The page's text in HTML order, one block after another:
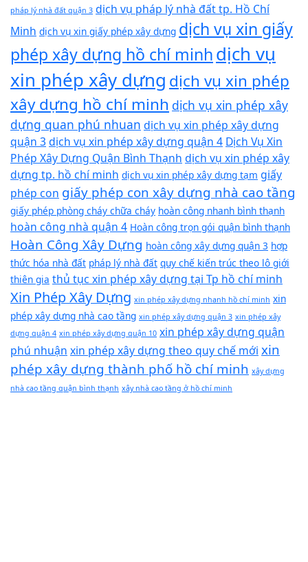
pháp lý nhà đất quận 3 dịch vụ pháp lý nhà đất tp. Hồ Chí
Minh dịch vụ xin giấy phép xây dựng dịch vụ xin giấy
phép xây dựng hồ chí minhdịch vụ
xin phép xây dựng dịch vụ xin phép
xây dựng hồ chí minh dịch vụ xin phép xây
dựng quan phú nhuan dịch vụ xin phép xây dựng
quận 3 dịch vụ xin phép xây dựng quận 4 Dịch Vụ Xin
Phép Xây Dựng Quận Bình Thạnh dịch vụ xin phép xây
dựng tp. hồ chí minh dịch vụ xin phép xây dựng tạm giấy
phép con giấy phép con xây dựng nhà cao tầng
giấy phép phòng cháy chữa cháy hoàn công nhanh bình thạnh
hoàn công nhà quận 4 Hoàn công trọn gói quận bình thạnh
Hoàn Công Xây Dựng hoàn công xây dựng quận 3 hợp
thức hóa nhà đất pháp lý nhà đất quy chế kiến trúc theo lô giới
thiên gia thủ tục xin phép xây dựng tại Tp hồ chí minh
Xin Phép Xây Dựng xin phép xây dựng nhanh hồ chí minh xin
phép xây dựng nhà cao tầng xin phép xây dựng quận 3 xin phép xây
dựng quận 4 xin phép xây dựng quận 10 xin phép xây dựng quận
phú nhuận xin phép xây dựng theo quy chế mới xin
phép xây dựng thành phố hồ chí minh xây dựng
nhà cao tầng quận bình thạnh xây nhà cao tầng ở hồ chí minh